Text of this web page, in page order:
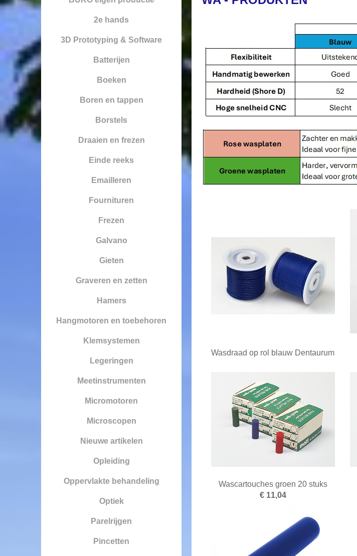
2e hands
3D Prototyping & Software
Batterijen
Boeken
Boren en tappen
Borstels
Draaien en frezen
Einde reeks
Emailleren
Fournituren
Frezen
Galvano
Gieten
Graveren en zetten
Hamers
Hangmotoren en toebehoren
Klemsystemen
Legeringen
Meetinstrumenten
Micromotoren
Microscopen
Nieuwe artikelen
Opleiding
Oppervlakte behandeling
Optiek
Parelrijgen
Pincetten
Wasdraad op rol blauw Dentaurum
Wascartouches groen 20 stuks
€ 11,04